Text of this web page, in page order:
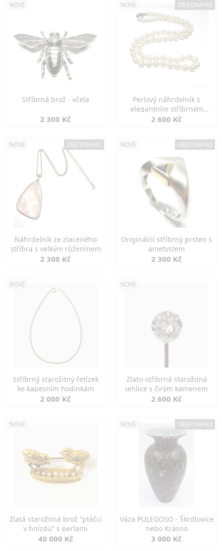
NOVÉ
Stříbrná brož - včela
2 300 Kč
NOVÉ OBJEDNÁNO
Perlový náhrdelník s
elegantním stříbrným
zapínáním
2 600 Kč
NOVÉ OBJEDNÁNO
Náhrdelník ze zlaceného
stříbra s velkým růženínem
2 300 Kč
NOVÉ OBJEDNÁNO
Originální stříbrný prsten s
ametystem
2 300 Kč
NOVÉ
Stříbrný starožitný řetízek
ke kapesním hodinkám
2 000 Kč
NOVÉ
Zlato-stříbrná starožitná
jehlice s čirým kamenem
2 600 Kč
NOVÉ
Zlatá starožitná brož “ptáčci
v hnízdu” s perlami
40 000 Kč
NOVÉ OBJEDNÁNO
Váza PULEGOSO - Škrdlovice
nebo Krásno
3 000 Kč